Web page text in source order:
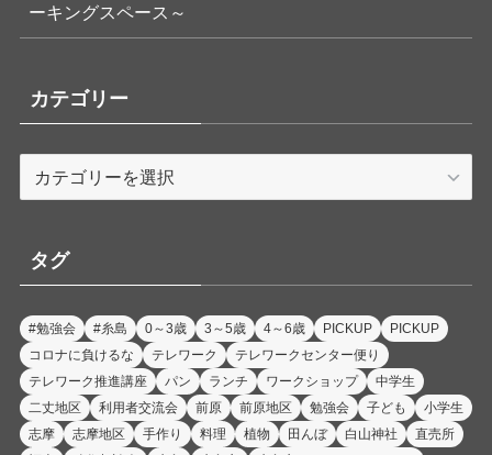
ーキングスペース～
カテゴリー
ー
タグ
#勉強会 #糸島 0～3歳 3～5歳 4～6歳 PICKUP
PICKUP
コロナに負けるな
テレワーク
テレワークセンター便り
テレワーク推進講座
パン ランチ ワークショップ
中学生
二丈地区
利用者交流会 前原 前原地区 勉強会 子ども
小学生
志摩
志摩地区 手作り 料理 植物 田んぼ 白山神社
直売所